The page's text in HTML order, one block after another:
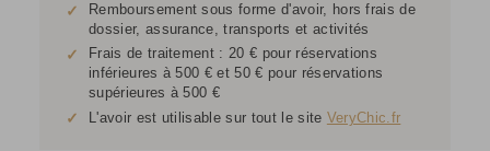
✓
Remboursement sous forme d'avoir, hors frais de
dossier, assurance, transports et activités
✓
Frais de traitement : 20 € pour réservations
inférieures à 500 € et 50 € pour réservations
supérieures à 500 €
✓ L'avoir est utilisable sur tout le site VeryChic.fr